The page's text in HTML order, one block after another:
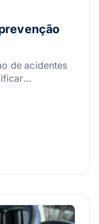
de acidentes